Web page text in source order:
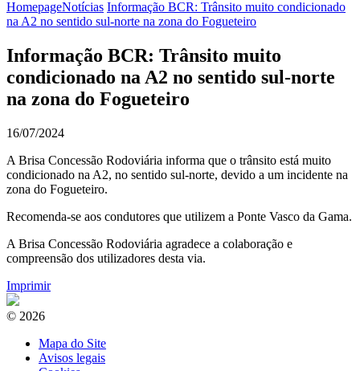
HomepageNotícias Informação BCR: Trânsito muito condicionado
na A2 no sentido sul-norte na zona do Fogueteiro
Informação BCR: Trânsito muito
condicionado na A2 no sentido sul-norte
na zona do Fogueteiro
16/07/2024
A Brisa Concessão Rodoviária informa que o trânsito está muito
condicionado na A2, no sentido sul-norte, devido a um incidente na
zona do Fogueteiro.
Recomenda-se aos condutores que utilizem a Ponte Vasco da Gama.
A Brisa Concessão Rodoviária agradece a colaboração e
compreensão dos utilizadores desta via.
Imprimir
© 2026
Mapa do Site
Avisos legais